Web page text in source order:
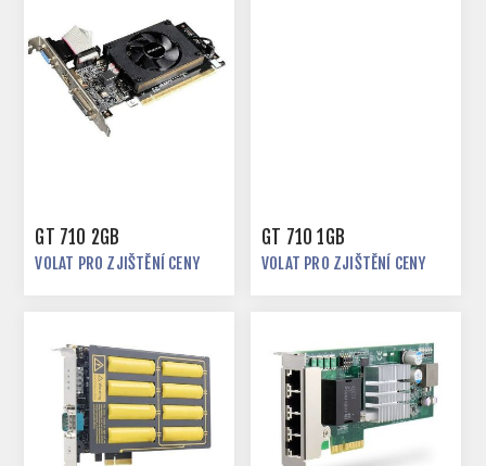
GT 710 2GB
VOLAT PRO ZJIŠTĚNÍ CENY
GT 710 1GB
VOLAT PRO ZJIŠTĚNÍ CENY